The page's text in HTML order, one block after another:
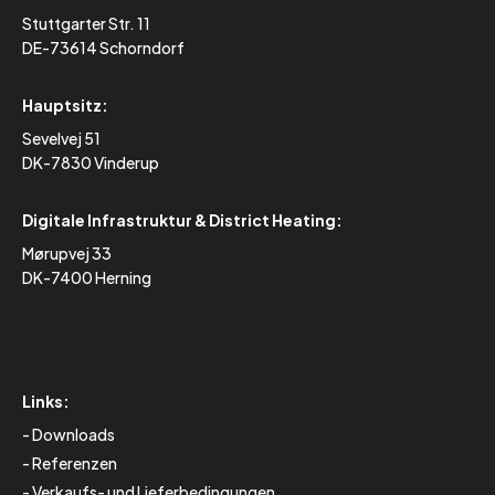
Stuttgarter Str. 11
DE-73614 Schorndorf
Hauptsitz:
Sevelvej 51
DK-7830 Vinderup
Digitale Infrastruktur & District Heating:
Mørupvej 33
DK-7400 Herning
Links:
Downloads
Referenzen